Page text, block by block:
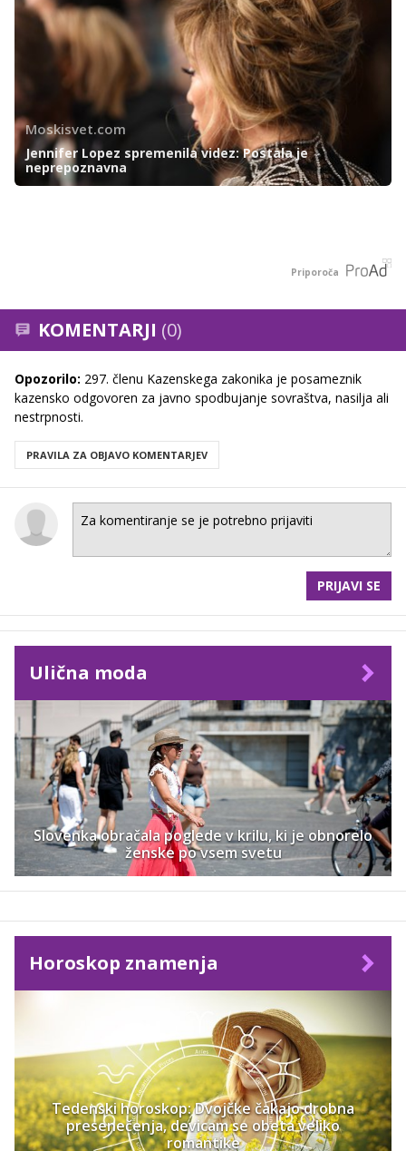
Moskisvet.com
Jennifer Lopez spremenila videz: Postala je
neprepoznavna
Priporoča
KOMENTARJI (0)
Opozorilo: 297. členu Kazenskega zakonika je posameznik
kazensko odgovoren za javno spodbujanje sovraštva, nasilja ali
nestrpnosti.
PRAVILA ZA OBJAVO KOMENTARJEV
PRIJAVI SE
Ulična moda
Slovenka obračala poglede v krilu, ki je obnorelo
ženske po vsem svetu
Horoskop znamenja
Tedenski horoskop: Dvojčke čakajo drobna
presenečenja, devicam se obeta veliko
romantike